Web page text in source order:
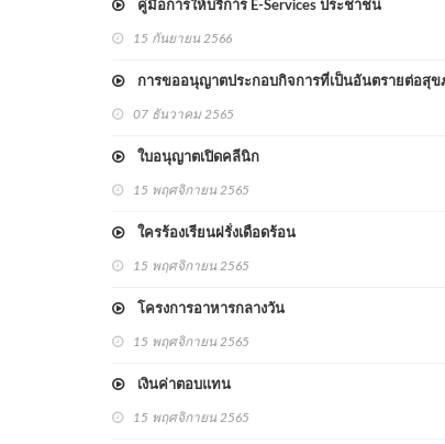
คู่มือการให้บริการ E-Services ประชาชน
15 กันยายน 2566
การขออนุญาตประกอบกิจการที่เป็นอันตรายต่อสุข
07 ธันวาคม 2565
ใบอนุญาตเปิดคลีนิก
15 พฤศจิกายน 2565
ใครร้องเรียนฝรั่งเดือดร้อน
15 พฤศจิกายน 2565
โครงการอาหารกลางวัน
15 พฤศจิกายน 2565
เงินค่าตอบแทน
15 พฤศจิกายน 2565